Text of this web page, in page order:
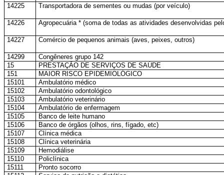
14225
Transportadora de sementes ou mudas (por veículo)
14226 Agropecuária * (soma de todas as atividades desenvolvidas
14227 Comércio de pequenos animais (aves, peixes, outros)
14299
Congêneres grupo 142
15
PRESTAÇÃO DE SERVIÇOS DE SAÚDE
151
MAIOR RISCO EPIDEMIOLÓGICO
15101
Ambulatório médico
15102
Ambulatório odontológico
15103
Ambulatório veterinário
15104
Ambulatório de enfermagem
15105
Banco de leite humano
15106
Banco de órgãos (olhos, rins, fígado, etc)
15107
Clínica médica
15108
Clínica veterinária
15109
Hemodiálise
15110
Policlínica
15111
Pronto socorro